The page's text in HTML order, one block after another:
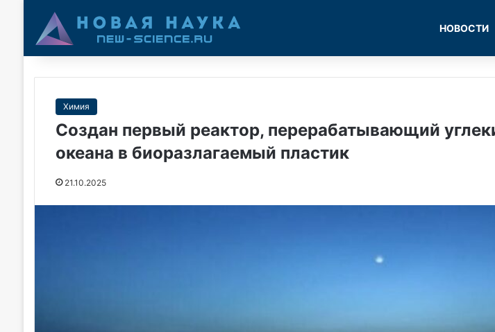
НОВОСТИ
Химия
Создан первый реактор, перерабатывающий
океана в биоразлагаемый пластик
21.10.2025